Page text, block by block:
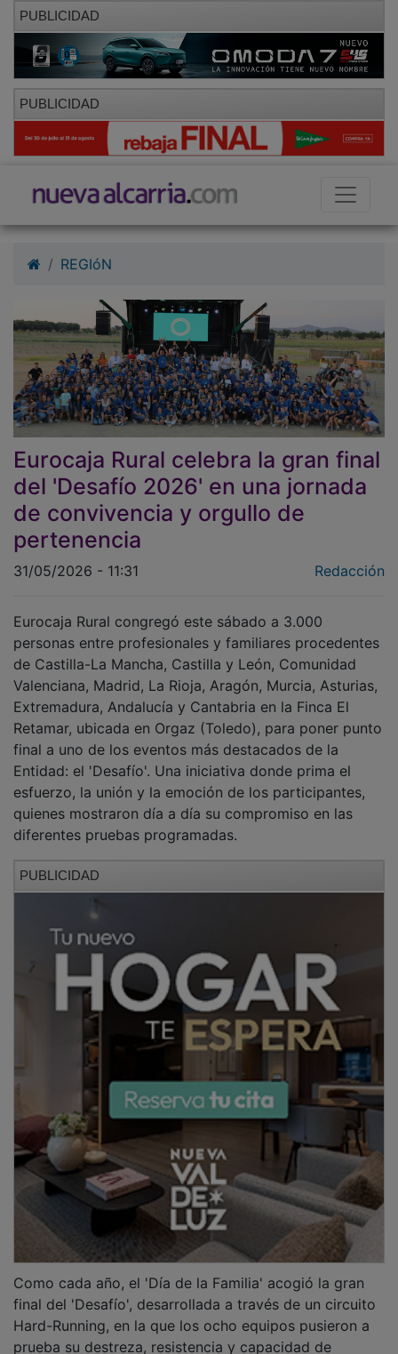
PUBLICIDAD
PUBLICIDAD
Eurocaja Rural celebra la gran final
del 'Desafío 2026' en una jornada
de convivencia y orgullo de
pertenencia
31/05/2026 - 11:31
personas entre profesionales y familiares procedentes
de Castilla-La Mancha, Castilla y León, Comunidad
Valenciana, Madrid, La Rioja, Aragón, Murcia, Asturias,
Extremadura, Andalucía y Cantabria en la Finca El
Retamar, ubicada en Orgaz (Toledo), para poner punto
final a uno de los eventos más destacados de la
Entidad: el 'Desafío'. Una iniciativa donde prima el
esfuerzo, la unión y la emoción de los participantes,
quienes mostraron día a día su compromiso en las
diferentes pruebas programadas.
Como cada año, el 'Día de la Familia' acogió la gran
final del 'Desafío', desarrollada a través de un circuito
Hard-Running, en la que los ocho equipos pusieron a
prueba su destreza, resistencia y capacidad de
coordinación. La clasificación se determinó a partir de
la toma de tiempo del último integrante de cada grupo
en cruzar la meta. La prueba decisiva volvió a exigir
coordinación, confianza mutua y capacidad de
superación, en una dinámica donde el rendimiento
colectivo se impuso sobre cualquier mérito individual.
En esta última jornada volvió a quedar patente que,
más allá del resultado, lo esencial es la capacidad de
trabajar unidos y superar los retos en equipo.
PUBLICIDAD